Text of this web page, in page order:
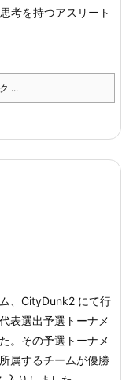
考を持つアスリート
...
、CityDunk2 にて行
表選出予選トーナメ
。 その予選トーナメ
属するチームが優勝